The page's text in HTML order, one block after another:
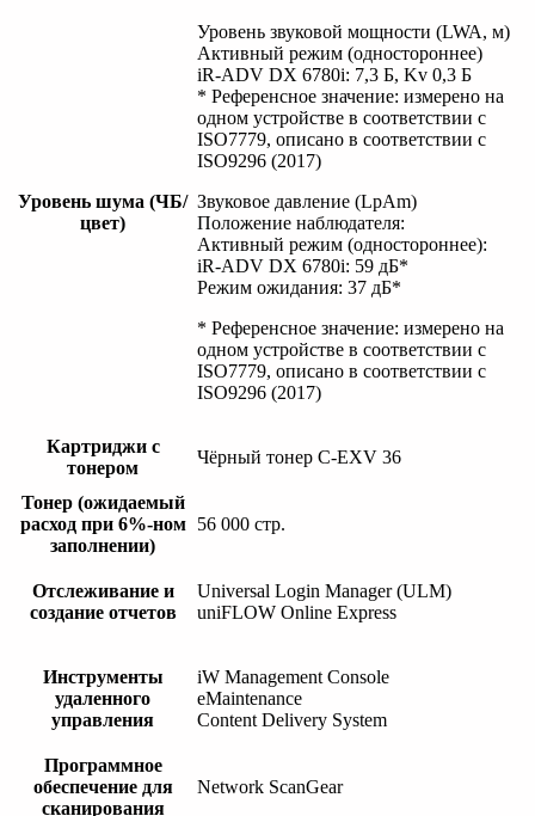
Уровень шума (ЧБ/
цвет)
Уровень звуковой мощности (LWA, м)
Активный режим (одностороннее)
iR-ADV DX 6780i: 7,3 Б, Kv 0,3 Б
* Референсное значение: измерено на
одном устройстве в соответствии с
ISO7779, описано в соответствии с
ISO9296 (2017)
Звуковое давление (LpAm)
Положение наблюдателя:
Активный режим (одностороннее):
iR-ADV DX 6780i: 59 дБ*
Режим ожидания: 37 дБ*
* Референсное значение: измерено на
одном устройстве в соответствии с
ISO7779, описано в соответствии с
ISO9296 (2017)
Картриджи с
тонером
Чёрный тонер C-EXV 36
Тонер (ожидаемый
расход при 6%-ном
заполнении)
56 000 стр.
Отслеживание и
создание отчетов
Universal Login Manager (ULM)
uniFLOW Online Express
Инструменты
удаленного
управления
iW Management Console
eMaintenance
Content Delivery System
Программное
обеспечение для
сканирования
Network ScanGear